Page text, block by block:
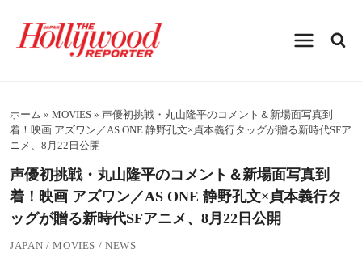
プホーム » MOVIES » 声優初挑戦・丸山隆平のコメント＆新場面写真到
着！映画 アズワン／AS ONE 静野孔文×貞本義行タッグが贈る新時代SFア
ニメ、8月22日公開
声優初挑戦・丸山隆平のコメント＆新場面写真到
着！映画 アズワン／AS ONE 静野孔文×貞本義行タ
ッグが贈る新時代SFアニメ、8月22日公開
JAPAN /MOVIES /NEWS